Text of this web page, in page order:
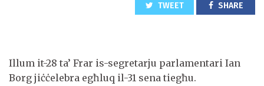
TWEET SHARE
Illum it-28 ta’ Frar is-segretarju parlamentari Ian
Borg jiċċelebra egħluq il-31 sena tiegħu.